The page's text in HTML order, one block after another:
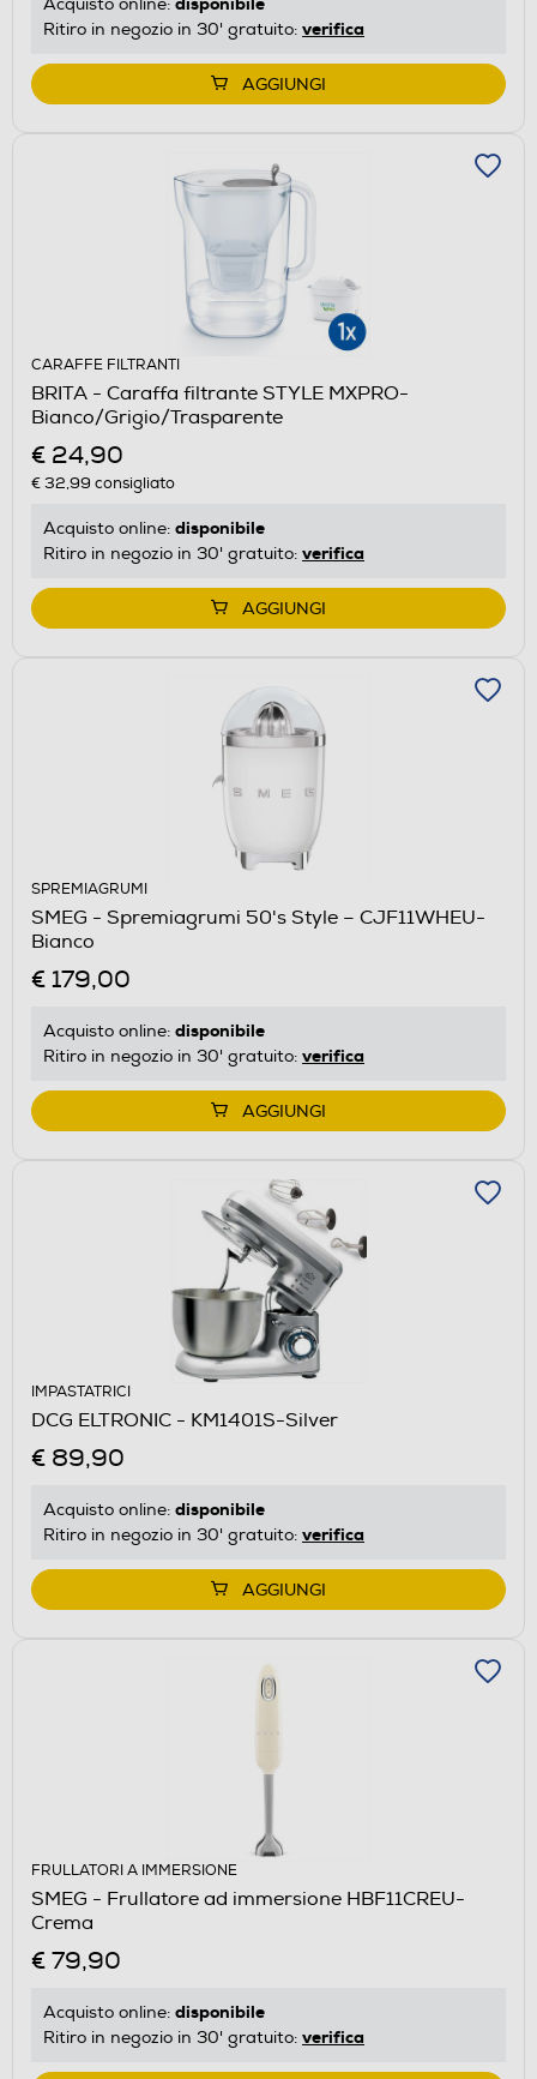
Ritiro in negozio in 30' gratuito: verifica
AGGIUNGI
CARAFFE FILTRANTI
BRITA - Caraffa filtrante STYLE MXPRO-
Bianco/Grigio/Trasparente
€ 24,90
€ 32,99 consigliato
Acquisto online: disponibile
Ritiro in negozio in 30' gratuito: verifica
AGGIUNGI
SPREMIAGRUMI
SMEG - Spremiagrumi 50's Style – CJF11WHEU-
Bianco
€ 179,00
Acquisto online: disponibile
Ritiro in negozio in 30' gratuito: verifica
AGGIUNGI
IMPASTATRICI
DCG ELTRONIC - KM1401S-Silver
€ 89,90
Acquisto online: disponibile
Ritiro in negozio in 30' gratuito: verifica
AGGIUNGI
FRULLATORI A IMMERSIONE
SMEG - Frullatore ad immersione HBF11CREU-
Crema
€ 79,90
Acquisto online: disponibile
Ritiro in negozio in 30' gratuito: verifica